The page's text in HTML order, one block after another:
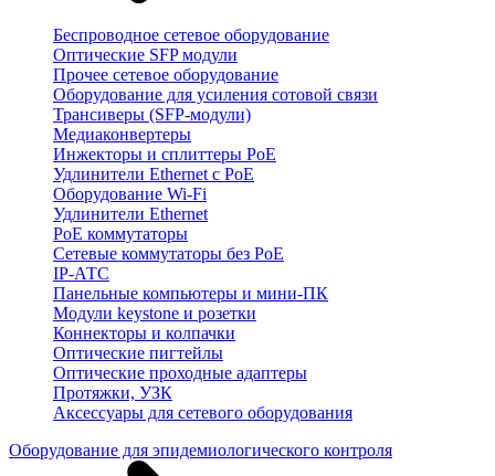
Беспроводное сетевое оборудование
Оптические SFP модули
Прочее сетевое оборудование
Оборудование для усиления сотовой связи
Трансиверы (SFP-модули)
Медиаконвертеры
Инжекторы и сплиттеры PoE
Удлинители Ethernet с PoE
Оборудование Wi-Fi
Удлинители Ethernet
PoE коммутаторы
Сетевые коммутаторы без PoE
IP-АТС
Панельные компьютеры и мини-ПК
Модули keystone и розетки
Коннекторы и колпачки
Оптические пигтейлы
Оптические проходные адаптеры
Протяжки, УЗК
Аксессуары для сетевого оборудования
Оборудование для эпидемиологического контроля